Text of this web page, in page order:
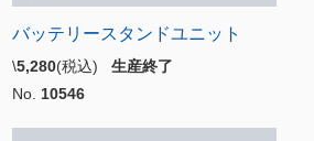
バッテリースタンドユニット
\5,280(税込) 生産終了
No. 10546